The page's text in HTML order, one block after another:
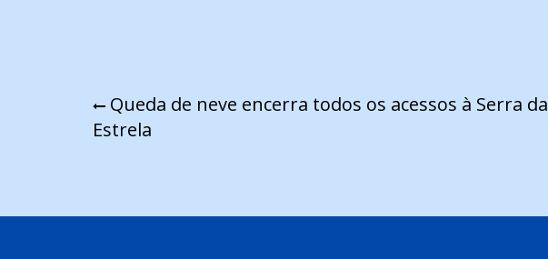
Navegação
de
Queda de neve encerra todos os acessos à Serra da
Estrela